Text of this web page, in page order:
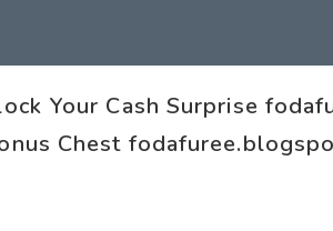
Your Cash Surprise
Chest